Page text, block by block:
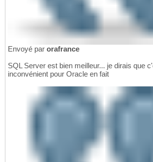
Envoyé par orafrance
SQL Server est bien meilleur... je dirais que
inconvénient pour Oracle en fait